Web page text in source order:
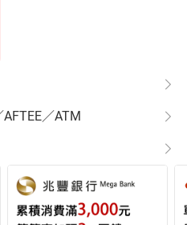
／ATM